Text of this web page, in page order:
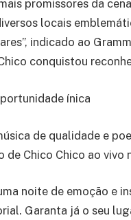
promissores da
locais
indicado ao
conquistou
ínica
de qualidade e
de Chico Chico ao vivo
noite de emoção e
Garanta já o seu